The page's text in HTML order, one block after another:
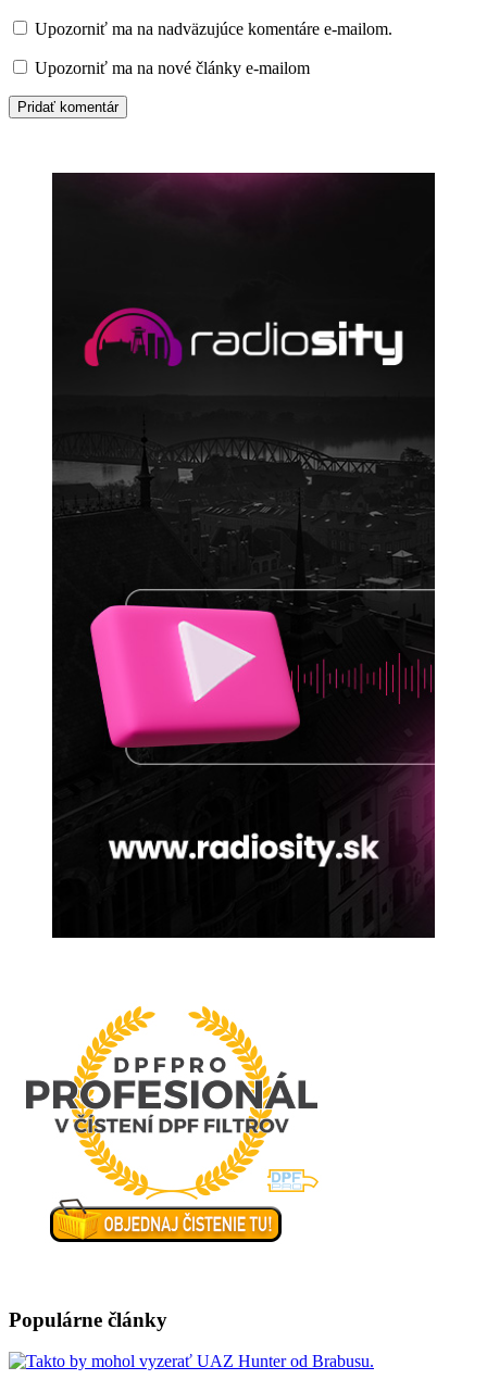
Upozorniť ma na nadväzujúce komentáre e-mailom.
Upozorniť ma na nové články e-mailom
Populárne články